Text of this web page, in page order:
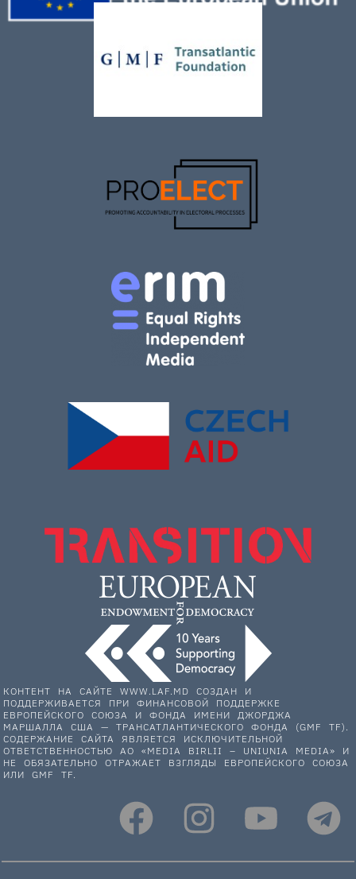
КОНТЕНТ НА САЙТЕ WWW.LAF.MD СОЗДАН И
ПОДДЕРЖИВАЕТСЯ ПРИ ФИНАНСОВОЙ ПОДДЕРЖКЕ
ЕВРОПЕЙСКОГО СОЮЗА И ФОНДА ИМЕНИ ДЖОРДЖА
МАРШАЛЛА США — ТРАНСАТЛАНТИЧЕСКОГО ФОНДА (GMF TF).
СОДЕРЖАНИЕ САЙТА ЯВЛЯЕТСЯ ИСКЛЮЧИТЕЛЬНОЙ
ОТВЕТСТВЕННОСТЬЮ АО «MEDIA BIRLII – UNIUNIA MEDIA» И
НЕ ОБЯЗАТЕЛЬНО ОТРАЖАЕТ ВЗГЛЯДЫ ЕВРОПЕЙСКОГО СОЮЗА
ИЛИ GMF TF.